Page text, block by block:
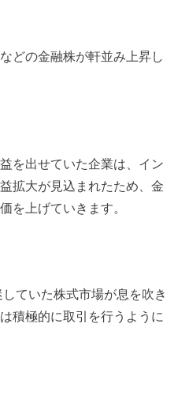
どの金融株が軒並み上昇し
を出せていた企業は、イン
拡大が見込まれたため、金
を上げていきます。
していた株式市場が息を吹き
積極的に取引を行うように